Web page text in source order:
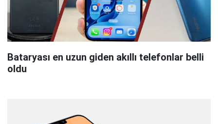
Bataryası en uzun giden akıllı telefonlar belli
oldu